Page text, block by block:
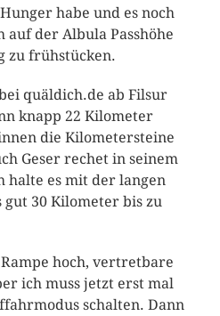
habe und es noch
auf der Albula Passhöhe
zu frühstücken.
quäldich.de ab Filsur
knapp 22 Kilometer
die Kilometersteine
Geser rechet in seinem
halte es mit der langen
gut 30 Kilometer bis zu
hoch, vertretbare
ich muss jetzt erst mal
schalten. Dann